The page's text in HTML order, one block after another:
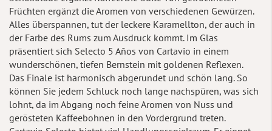
Früchten ergänzt die Aromen von verschiedenen Gewürzen.
Alles überspannen, tut der leckere Karamellton, der auch in
der Farbe des Rums zum Ausdruck kommt. Im Glas
präsentiert sich Selecto 5 Años von Cartavio in einem
wunderschönen, tiefen Bernstein mit goldenen Reflexen.
Das Finale ist harmonisch abgerundet und schön lang. So
können Sie jedem Schluck noch lange nachspüren, was sich
lohnt, da im Abgang noch feine Aromen von Nuss und
gerösteten Kaffeebohnen in den Vordergrund treten.